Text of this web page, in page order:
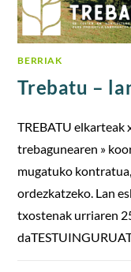
BERRIAK
Trebatu –
TREBATU elkarteak
trebagunearen »
mugatuko
ordezkatzeko. Lan
txostenak urriaren